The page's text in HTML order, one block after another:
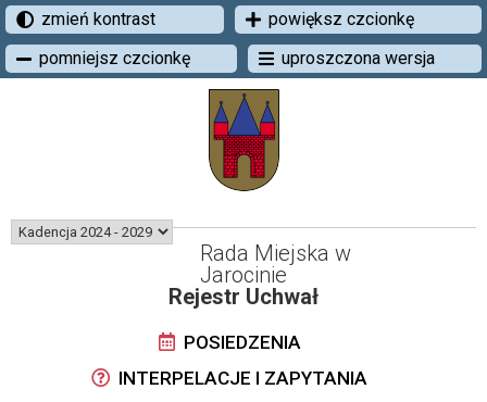
zmień kontrast
powiększ czcionkę
pomniejsz czcionkę
uproszczona wersja
Rada Miejska w
Jarocinie
Rejestr Uchwał
POSIEDZENIA
INTERPELACJE I ZAPYTANIA